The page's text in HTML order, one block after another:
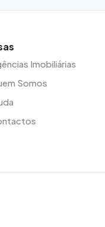
Imobiliárias
Somos